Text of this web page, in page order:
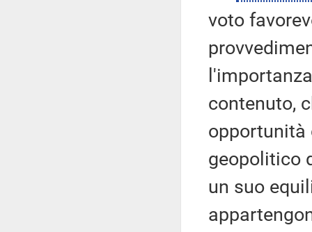
voto
contenuto,
opportunità
geopolitico
un suo